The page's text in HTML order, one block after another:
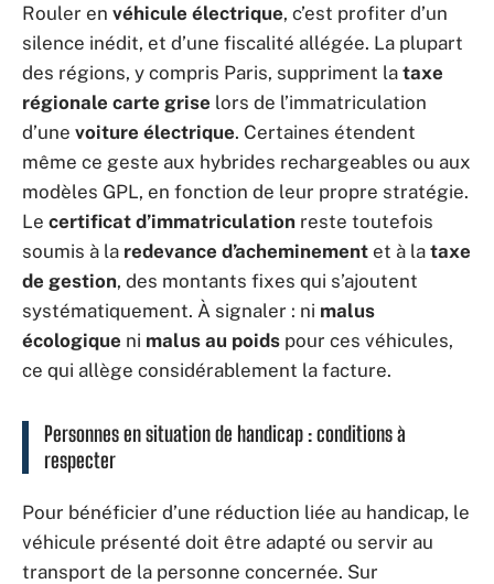
Rouler en véhicule électrique, c’est profiter d’un
silence inédit, et d’une fiscalité allégée. La plupart
des régions, y compris Paris, suppriment la taxe
régionale carte grise lors de l’immatriculation
d’une voiture électrique. Certaines étendent
même ce geste aux hybrides rechargeables ou aux
modèles GPL, en fonction de leur propre stratégie.
Le certificat d’immatriculation reste toutefois
soumis à la redevance d’acheminement et à la taxe
de gestion, des montants fixes qui s’ajoutent
systématiquement. À signaler : ni malus
écologique ni malus au poids pour ces véhicules,
ce qui allège considérablement la facture.
Personnes en situation de handicap : conditions à
respecter
Pour bénéficier d’une réduction liée au handicap, le
véhicule présenté doit être adapté ou servir au
transport de la personne concernée. Sur